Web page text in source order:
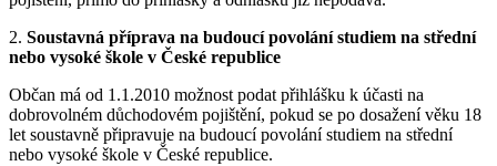
2. Soustavná příprava na budoucí povolání studiem na střední
nebo vysoké škole v České republice
Občan má od 1.1.2010 možnost podat přihlášku k účasti na
dobrovolném důchodovém pojištění, pokud se po dosažení věku 18
let soustavně připravuje na budoucí povolání studiem na střední
nebo vysoké škole v České republice.